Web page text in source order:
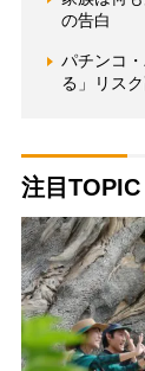
の告白
パチンコ
る」リス
注目TOPIC